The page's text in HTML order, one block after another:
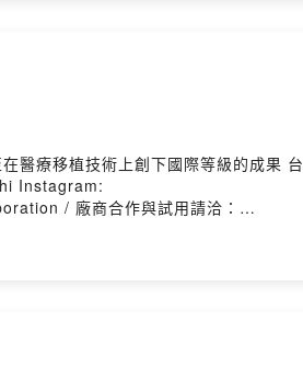
醫療移植技術上創下國際等級的成果 台